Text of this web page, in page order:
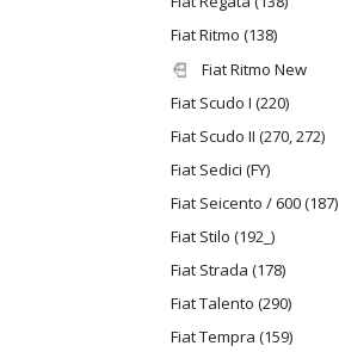
Fiat Ritmo (138)
Fiat Ritmo New
Fiat Scudo I (220)
Fiat Scudo II (270, 272)
Fiat Sedici (FY)
Fiat Seicento / 600 (187)
Fiat Stilo (192_)
Fiat Strada (178)
Fiat Talento (290)
Fiat Tempra (159)